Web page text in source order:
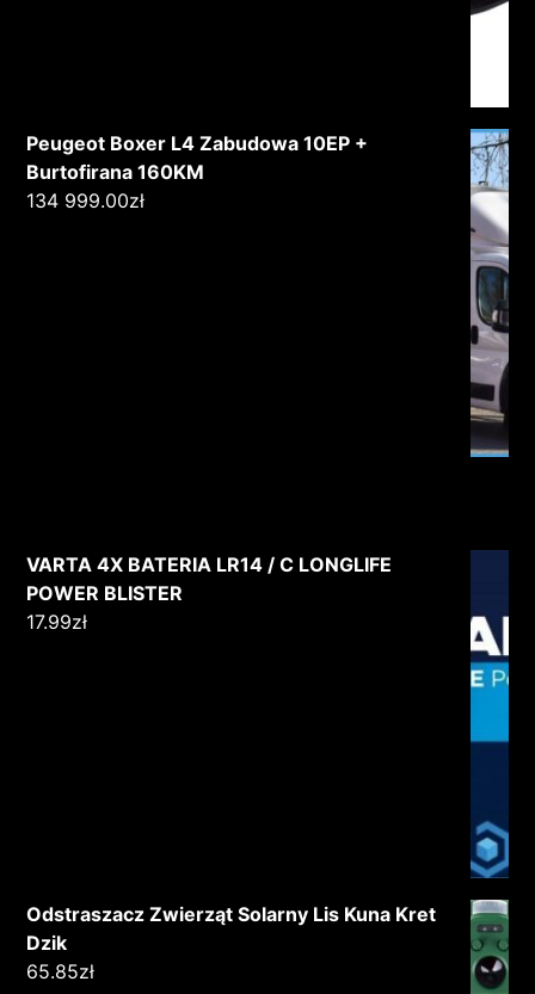
Peugeot Boxer L4 Zabudowa 10EP +
Burtofirana 160KM
134 999.00zł
VARTA 4X BATERIA LR14 / C LONGLIFE
POWER BLISTER
17.99zł
Odstraszacz Zwierząt Solarny Lis Kuna Kret
Dzik
65.85zł